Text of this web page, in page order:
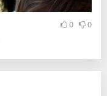
0 0